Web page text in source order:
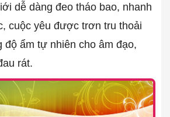
dễ dàng đeo tháo bao, nhanh
cuộc yêu được trơn tru thoải
độ ẩm tự nhiên cho âm đạo,
rát.